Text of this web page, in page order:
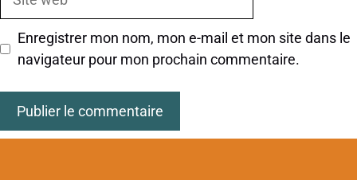
Enregistrer mon nom, mon e-mail et mon site dans le
navigateur pour mon prochain commentaire.